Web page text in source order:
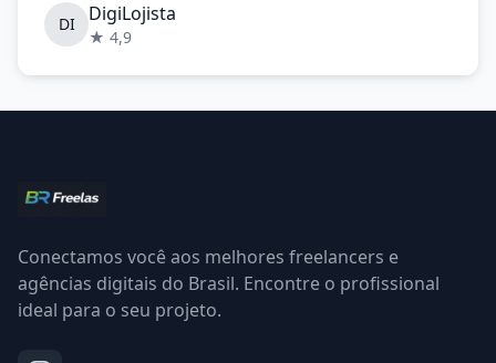
DI DigiLojista
★ 4,9
Conectamos você aos melhores freelancers e
agências digitais do Brasil. Encontre o profissional
ideal para o seu projeto.